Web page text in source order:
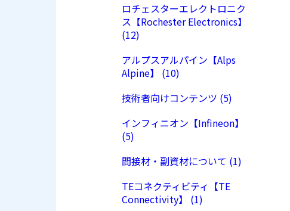
ロチェスターエレクトロニク
ス【Rochester Electronics】
(12)
アルプスアルパイン【Alps
Alpine】 (10)
技術者向けコンテンツ (5)
インフィニオン【Infineon】
(5)
間接材・副資材について (1)
TEコネクティビティ【TE
Connectivity】 (1)